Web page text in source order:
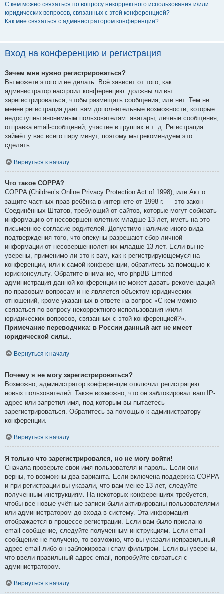
С кем можно связаться по вопросу некорректного использования и/или
юридических вопросов, связанных с этой конференцией?
Как мне связаться с администратором конференции?
Вход на конференцию и регистрация
Зачем мне нужно регистрироваться?
Вы можете этого и не делать. Всё зависит от того, как
администратор настроил конференцию: должны ли вы
зарегистрироваться, чтобы размещать сообщения, или нет. Тем не
менее регистрация даёт вам дополнительные возможности, которые
недоступны анонимным пользователям: аватары, личные сообщения,
отправка email-сообщений, участие в группах и т. д. Регистрация
займёт у вас всего пару минут, поэтому мы рекомендуем это
сделать.
Вернуться к началу
Что такое COPPA?
COPPA (Children’s Online Privacy Protection Act of 1998), или Акт о
защите частных прав ребёнка в интернете от 1998 г. — это закон
Соединённых Штатов, требующий от сайтов, которые могут собирать
информацию от несовершеннолетних младше 13 лет, иметь на это
письменное согласие родителей. Допустимо наличие иного вида
подтверждения того, что опекуны разрешают сбор личной
информации от несовершеннолетних младше 13 лет. Если вы не
уверены, применимо ли это к вам, как к регистрирующемуся на
конференции, или к самой конференции, обратитесь за помощью к
юрисконсульту. Обратите внимание, что phpBB Limited
администрация данной конференции не может давать рекомендаций
по правовым вопросам и не является объектом юридических
отношений, кроме указанных в ответе на вопрос «С кем можно
связаться по вопросу некорректного использования и/или
юридических вопросов, связанных с этой конференцией?».
Примечание переводчика: в России данный акт не имеет
юридической силы..
Вернуться к началу
Почему я не могу зарегистрироваться?
Возможно, администратор конференции отключил регистрацию
новых пользователей. Также возможно, что он заблокировал ваш IP-
адрес или запретил имя, под которым вы пытаетесь
зарегистрироваться. Обратитесь за помощью к администратору
конференции.
Вернуться к началу
Я только что зарегистрировался, но не могу войти!
Сначала проверьте свои имя пользователя и пароль. Если они
верны, то возможны два варианта. Если включена поддержка COPPA
и при регистрации вы указали, что вам менее 13 лет, следуйте
полученным инструкциям. На некоторых конференциях требуется,
чтобы все новые учётные записи были активированы пользователями
или администратором до входа в систему. Эта информация
отображается в процессе регистрации. Если вам было прислано
email-сообщение, следуйте полученным инструкциям. Если email-
сообщение не получено, то возможно, что вы указали неправильный
адрес email либо он заблокирован спам-фильтром. Если вы уверены,
что ввели правильный адрес email, попробуйте связаться с
администратором.
Вернуться к началу